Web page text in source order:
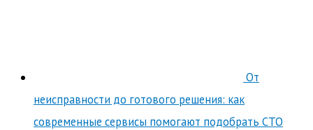
От
неисправности до готового решения: как
современные сервисы помогают подобрать СТО